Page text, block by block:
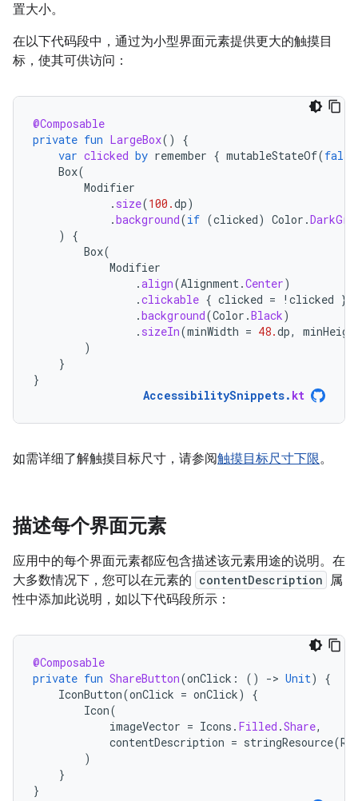
置大小。
在以下代码段中，通过为小型界面元素提供更大的触摸目
标，使其可供访问：
@Composable
private fun LargeBox()
{
var clicked by remember { mutableStateOf(false
Box(
Modifier
. size(100.dp)
.background(if (clicked) Color .
)
{
Box(
Modifier
.align(Alignment .Center)
.clickable { clicked = ! clicked }
.background(Color .Black)
. sizeIn(minWidth = 48.dp,
)
}
}
AccessibilitySnippets. kt
如需详细了解触摸目标尺寸，请参阅触摸目标尺寸下限。
描述每个界面元素
应用中的每个界面元素都应包含描述该元素用途的说明。在
大多数情况下，您可以在元素的 contentDescription
属
性中添加此说明，如以下代码段所示：
@Composable
private fun ShareButton(onClick : () -> Unit)
{
IconButton(onClick = onClick)
{
Icon(
imageVector = Icons . Filled .Share,
contentDescription = stringResource(R
)
}
}